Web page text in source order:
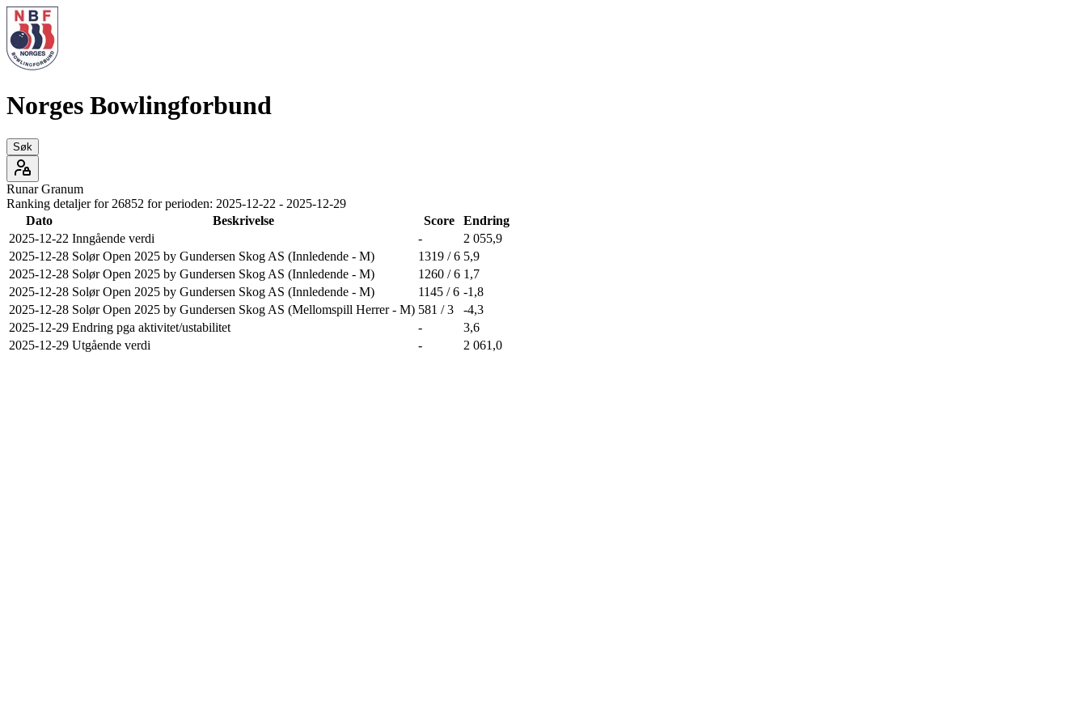
Norges Bowlingforbund
Søk
Runar Granum
Ranking detaljer for 26852 for perioden: 2025-12-22 - 2025-12-29
Dato
Beskrivelse Score
Endring
2025-12-22 Inngående verdi -
2 055,9
2025-12-28 Solør Open 2025 by Gundersen Skog AS (Innledende - M) 1319 / 6 5,9
2025-12-28 Solør Open 2025 by Gundersen Skog AS (Innledende - M) 1260 / 6 1,7
2025-12-28 Solør Open 2025 by Gundersen Skog AS (Innledende - M) 1145 / 6 -1,8
2025-12-28 Solør Open 2025 by Gundersen Skog AS (Mellomspill Herrer - M) 581 / 3
-4,3
2025-12-29 Endring pga aktivitet/ustabilitet -
3,6
2025-12-29 Utgående verdi - 2 061,0